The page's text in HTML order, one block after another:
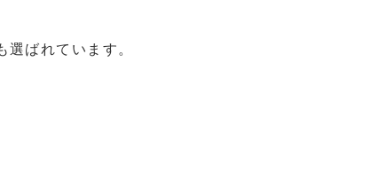
ばれています。